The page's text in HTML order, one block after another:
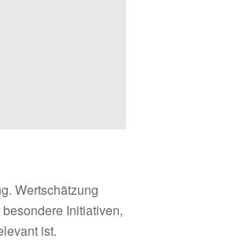
Wertschätzung
Initiativen,
ist.